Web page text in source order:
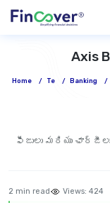
Axis
Home / Te / Banking /
ఫీజులు మరియు
2 min read Views: 424